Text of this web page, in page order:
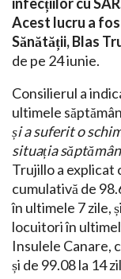
Acest lucru a
Sănătății, Blas
de pe 24 iunie.
Consilierul a
ultimele
și a suferit o
situația
Trujillo a explicat
cumulativă de
în ultimele 7 zile,
locuitori în
Insulele Canare,
și de 99.08 la 14